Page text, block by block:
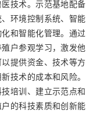
技术。示范基地配备
环境控制系统、智能
和智能化管理。通过
户参观学习，激发他
提供资金、技术等方
技术的成本和风险。
培训、建立示范点和
的科技素质和创新能